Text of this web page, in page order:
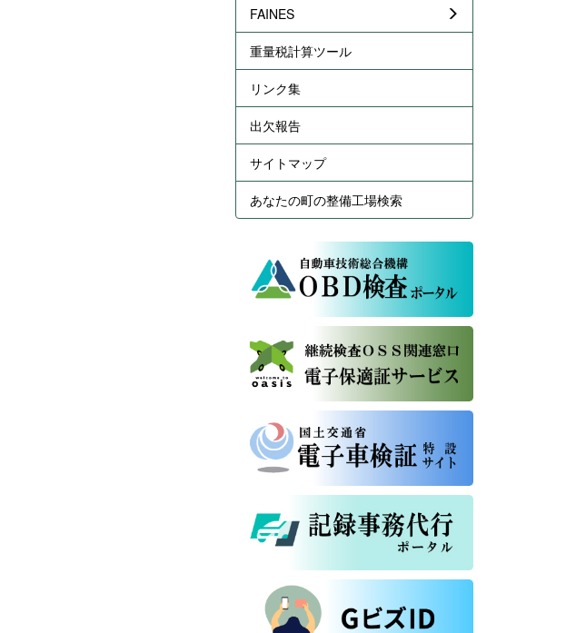
FAINES
重量税計算ツール
リンク集
出欠報告
サイトマップ
あなたの町の整備工場検索